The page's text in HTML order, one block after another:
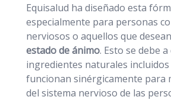
Equisalud ha diseñado esta
especialmente para personas
nerviosos o aquellos que
estado de ánimo. Esto se debe
ingredientes naturales
funcionan sinérgicamente para
del sistema nervioso de las